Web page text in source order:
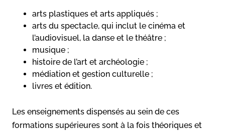
arts plastiques et arts appliqués ;
arts du spectacle, qui inclut le cinéma et
l’audiovisuel, la danse et le théâtre ;
musique ;
histoire de l’art et archéologie ;
médiation et gestion culturelle ;
livres et édition.
Les enseignements dispensés au sein de ces
formations supérieures sont à la fois théoriques et